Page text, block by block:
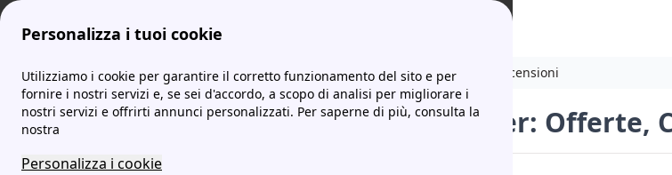
Personalizza i tuoi cookie
Utilizziamo i cookie per garantire il corretto funzionamento del sito e per
fornire i nostri servizi e, se sei d'accordo, a scopo di analisi per migliorare i
nostri servizi e offrirti annunci personalizzati. Per saperne di più, consulta la
nostra
Personalizza i cookie
ProntoBolletta Fornitori Phlogas&Power: Offerte, Contatti, Numero Verde e Recensioni
Phlogas&Power: Offerte,